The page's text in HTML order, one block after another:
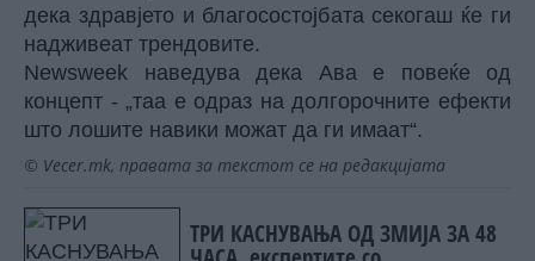
дека здравјето и благосостојбата секогаш ќе ги
надживеат трендовите.
Newsweek наведува дека Ава е повеќе од
концепт - „таа е одраз на долгорочните ефекти
што лошите навики можат да ги имаат“.
© Vecer.mk, правата за текстот се на редакцијата
ТРИ КАСНУВАЊА ОД ЗМИЈА ЗА 48